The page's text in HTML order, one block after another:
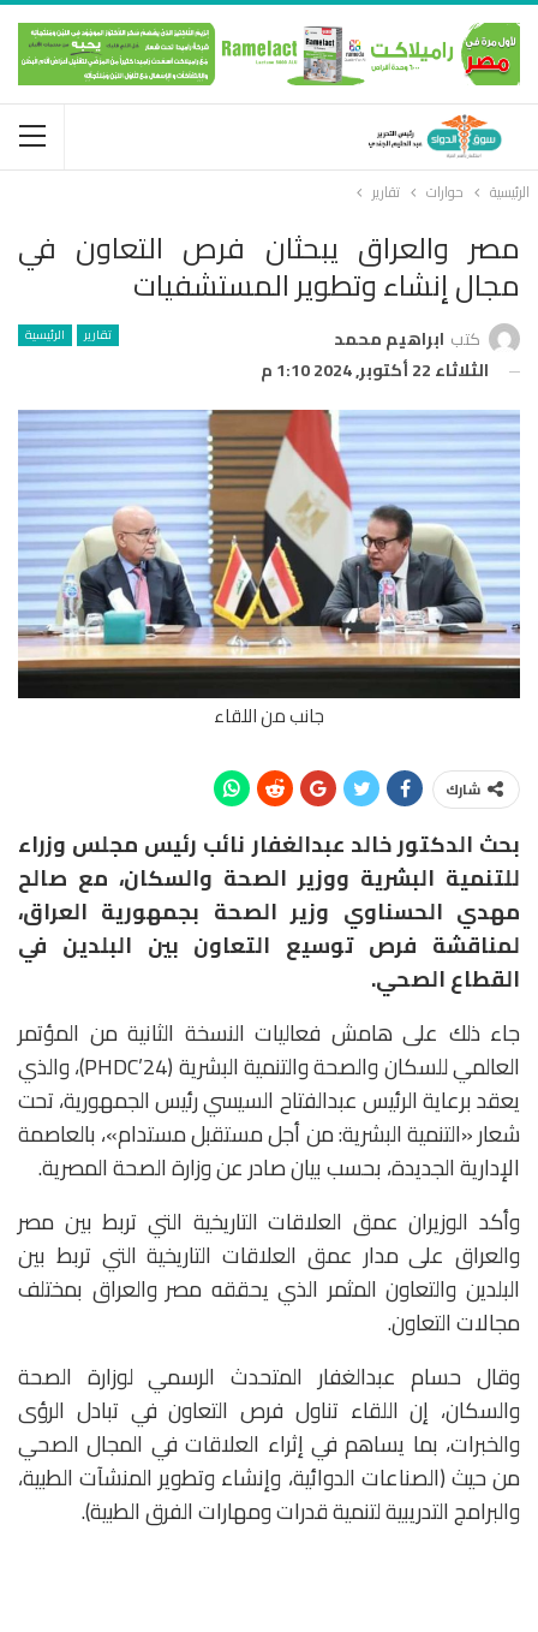
الرئيسية حوارات تقارير
مصر والعراق يبحثان فرص التعاون في
مجال إنشاء وتطوير المستشفيات
تقارير الرئيسية كتب ابراهيم محمد
الثلاثاء 22 أكتوبر, 2024 1:10 م
جانب من اللقاء
شارك
بحث الدكتور خالد عبدالغفار نائب رئيس مجلس وزراء
للتنمية البشرية ووزير الصحة والسكان، مع صالح
مهدي الحسناوي وزير الصحة بجمهورية العراق،
لمناقشة فرص توسيع التعاون بين البلدين في
القطاع الصحي.
جاء ذلك على هامش فعاليات النسخة الثانية من المؤتمر
العالمي للسكان والصحة والتنمية البشرية (PHDC’24)، والذي
يعقد برعاية الرئيس عبدالفتاح السيسي رئيس الجمهورية، تحت
شعار «التنمية البشرية: من أجل مستقبل مستدام»، بالعاصمة
الإدارية الجديدة، بحسب بيان صادر عن وزارة الصحة المصرية.
وأكد الوزيران عمق العلاقات التاريخية التي تربط بين مصر
والعراق على مدار عمق العلاقات التاريخية التي تربط بين
البلدين والتعاون المثمر الذي يحققه مصر والعراق بمختلف
مجالات التعاون.
وقال حسام عبدالغفار المتحدث الرسمي لوزارة الصحة
والسكان، إن اللقاء تناول فرص التعاون في تبادل الرؤى
والخبرات، بما يساهم في إثراء العلاقات في المجال الصحي
من حيث (الصناعات الدوائية، وإنشاء وتطوير المنشآت الطبية،
والبرامج التدريبية لتنمية قدرات ومهارات الفرق الطبية).